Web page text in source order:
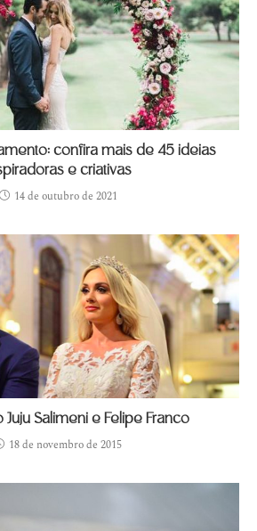
confira mais de 45 ideias
e criativas
14 de outubro de 2021
Salimeni e Felipe Franco
18 de novembro de 2015